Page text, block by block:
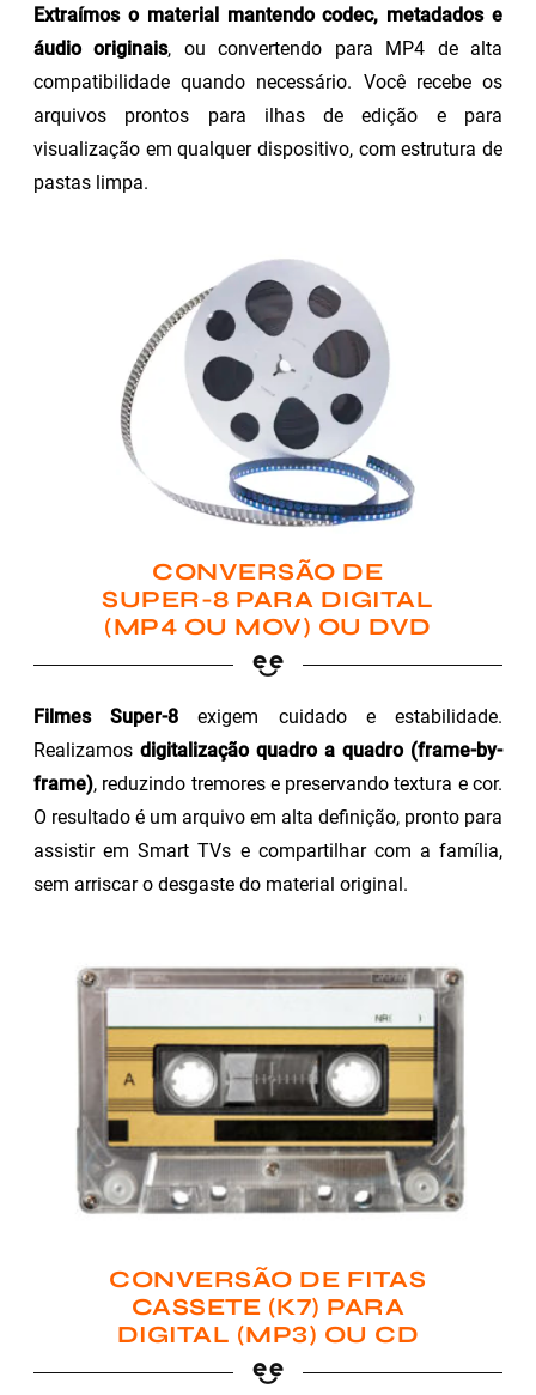
Extraímos o material mantendo codec, metadados e
áudio originais, ou convertendo para MP4 de alta
compatibilidade quando necessário. Você recebe os
arquivos prontos para ilhas de edição e para
visualização em qualquer dispositivo, com estrutura de
pastas limpa.
CONVERSÃO DE
SUPER-8 PARA DIGITAL
(MP4 OU MOV) OU DVD
Filmes Super-8 exigem cuidado e estabilidade.
Realizamos digitalização quadro a quadro (frame-by-
frame), reduzindo tremores e preservando textura e cor.
O resultado é um arquivo em alta definição, pronto para
assistir em Smart TVs e compartilhar com a família,
sem arriscar o desgaste do material original.
CONVERSÃO DE FITAS
CASSETE (K7) PARA
DIGITAL (MP3) OU CD